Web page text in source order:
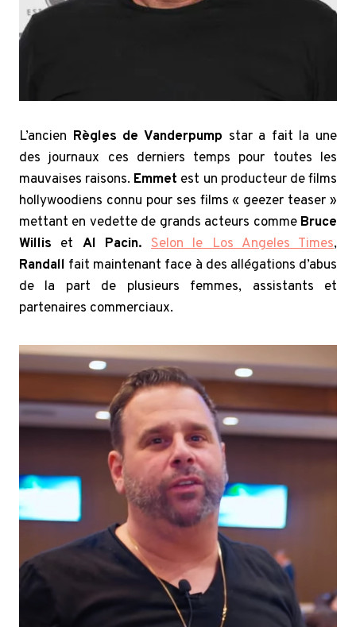
L’ancien Règles de Vanderpump star a fait la une
des journaux ces derniers temps pour toutes les
mauvaises raisons. Emmet est un producteur de films
hollywoodiens connu pour ses films « geezer teaser »
mettant en vedette de grands acteurs commeBruce
Willis et Al Pacin. Selon le Los Angeles Times,
Randall fait maintenant face à des allégations d’abus
de la part de plusieurs femmes, assistants et
partenaires commerciaux.